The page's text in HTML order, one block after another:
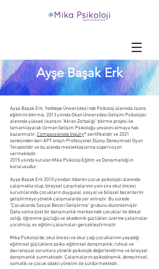
Ayşe Başak Erk
Ayşe Başak Erk, Yeditepe Üniversitesi'nde Psikoloji alanında lisans
eğitimini bitirmiş, 2013 yılında Okan Üniversitesi Gelişim Psikolojisi
alanında yüksek lisansını "Akran Zorbalığı" bitirme projesi ile
tamamlayarak Uzman Gelişim Psikoloğu unvanını almaya hak
kazanmıştır.Compassionate Inquiry® sertifikalıdır ve 2021
senesinden beri APT onaylı Profesyonel Düzey Deneyimsel Oyun
Terapistidir ve bu alanda meslektaşlarına süpervizyon
vermektedir.
2015 yılında kurulan Mika Psikoloji Eğitim ve Danışmanlığı’ın
kurucusudur.
Ayşe Başak Erk 2010 yılından itibaren çocuk psikolojisi alanında
çalışmakta olup, bireysel çalışmalarının yanı sıra okul öncesi
kurumlarında çocukların duygusal, sosyal ve bilişsel becerilerini
geliştirmeye yönelik çalışmalarda yer almıştır. Bu sürede
"Çocuklarda Sosyal Beceri Geliştirme" grubunu düzenlemiştir.
Daha sonra özel bir danışmanlık merkezinde çocuklar ile dikkat
azlığı, öğrenme güçlüğü ve akademik güçlükler üzerine çalışmalar
yürütmüş, ev eğitimi çalışmaları gerçekleştirmiştir.
Mika Psikoloji'de, okul öncesi ve okul çağı çocuklarının yaşadığı
eğitimsel güçlüklere psiko-eğitimsel danışmanlık; ruhsal ve
davranışsal sorunlara yönelik psikolojik değerlendirme ve bireysel
danışmanlık sunmaktadır. Çalışmalarını psikodinamik, deneyimsel,
somatik ve çocuk odaklı yönelim ile sürdürmektedir.